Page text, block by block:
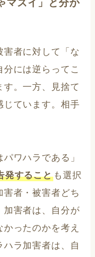
マズイ」と分か
害者に対して「な
には逆らってこ
。一方、見捨て
じています。相手
ワハラである」
発することも選択
害者・被害者どち
加害者は、自分が
ったのかを考え
ラ加害者は、自